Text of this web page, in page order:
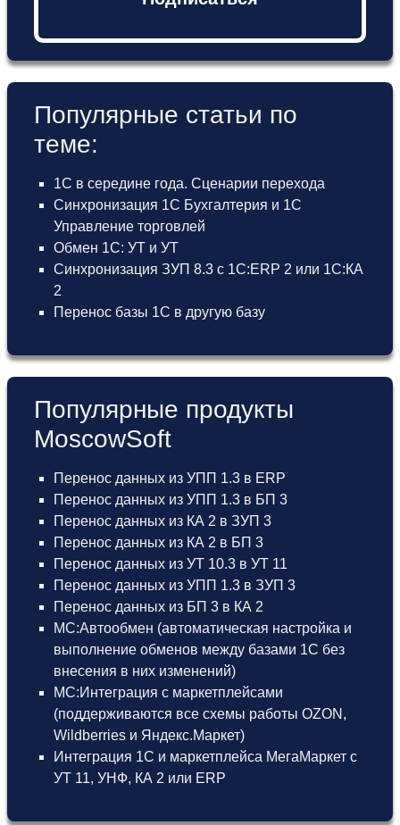
Популярные статьи по
теме:
1С в середине года. Сценарии перехода
Синхронизация 1С Бухгалтерия и 1С
Управление торговлей
Обмен 1С: УТ и УТ
Синхронизация ЗУП 8.3 с 1С:ERP 2 или 1С:КА
2
Перенос базы 1С в другую базу
Популярные продукты
MoscowSoft
Перенос данных из УПП 1.3 в ERP
Перенос данных из УПП 1.3 в БП 3
Перенос данных из КА 2 в ЗУП 3
Перенос данных из КА 2 в БП 3
Перенос данных из УТ 10.3 в УТ 11
Перенос данных из УПП 1.3 в ЗУП 3
Перенос данных из БП 3 в КА 2
МС:Автообмен (автоматическая настройка и
выполнение обменов между базами 1С без
внесения в них изменений)
МС:Интеграция с маркетплейсами
(поддерживаются все схемы работы OZON,
Wildberries и Яндекс.Маркет)
Интеграция 1С и маркетплейса МегаМаркет с
УТ 11, УНФ, КА 2 или ERP